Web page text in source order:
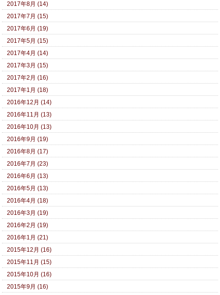
2017年8月 (14)
2017年7月 (15)
2017年6月 (19)
2017年5月 (15)
2017年4月 (14)
2017年3月 (15)
2017年2月 (16)
2017年1月 (18)
2016年12月 (14)
2016年11月 (13)
2016年10月 (13)
2016年9月 (19)
2016年8月 (17)
2016年7月 (23)
2016年6月 (13)
2016年5月 (13)
2016年4月 (18)
2016年3月 (19)
2016年2月 (19)
2016年1月 (21)
2015年12月 (16)
2015年11月 (15)
2015年10月 (16)
2015年9月 (16)